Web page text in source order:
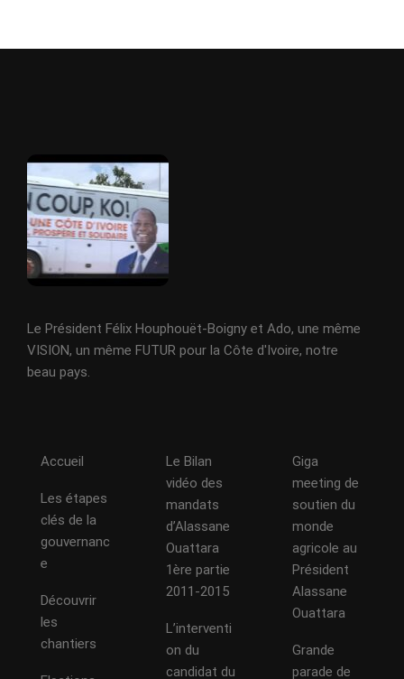
Le Président Félix Houphouët-Boigny et Ado, une même
VISION, un même FUTUR pour la Côte d'Ivoire, notre
beau pays.
Accueil
Les étapes
clés de la
gouvernanc
e
Découvrir
les
chantiers
Le Bilan
vidéo des
mandats
d’Alassane
Ouattara
1ère partie
2011-2015
L’interventi
on du
candidat du
Giga
meeting de
soutien du
monde
agricole au
Président
Alassane
Ouattara
Grande
parade de